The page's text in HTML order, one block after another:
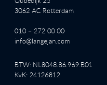
3062 AC Rotterdam
010 – 272 00 00
info@langejan.com
BTW: NL8048.86.969.B01
KvK: 24126812